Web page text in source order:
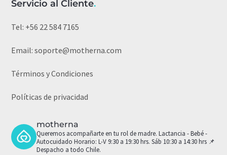
Servicio al Cliente.
Tel: +56 22 584 7165
Email:soporte@motherna.com
Términos y Condiciones
Políticas de privacidad
motherna
Queremos acompañarte en tu rol de madre. Lactancia - Bebé -
Autocuidado Horario: L-V 9:30 a 19:30 hrs. Sáb 10:30 a 14:30 hrs 📌
Despacho a todo Chile.